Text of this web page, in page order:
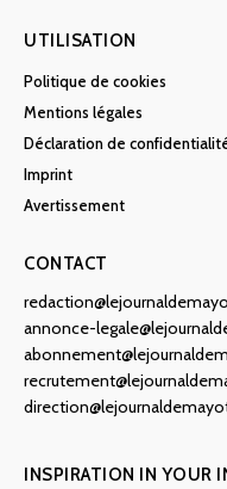
UTILISATION
Politique de cookies
Mentions légales
Déclaration de
Imprint
Avertissement
CONTACT
annonce-
INSPIRATION IN YOUR